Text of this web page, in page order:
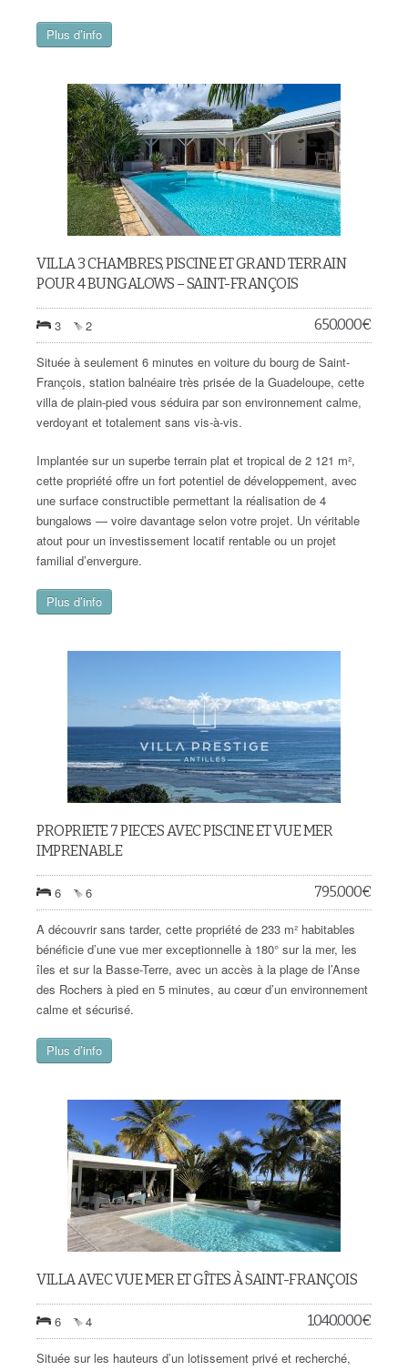
Plus d’info
VILLA 3 CHAMBRES, PISCINE ET GRAND TERRAIN
POUR 4 BUNGALOWS – SAINT-FRANÇOIS
3 2 650.000€
Située à seulement 6 minutes en voiture du bourg de Saint-
François, station balnéaire très prisée de la Guadeloupe, cette
villa de plain-pied vous séduira par son environnement calme,
verdoyant et totalement sans vis-à-vis.
Implantée sur un superbe terrain plat et tropical de 2 121 m²,
cette propriété offre un fort potentiel de développement, avec
une surface constructible permettant la réalisation de 4
bungalows — voire davantage selon votre projet. Un véritable
atout pour un investissement locatif rentable ou un projet
familial d’envergure.
Plus d’info
PROPRIETE 7 PIECES AVEC PISCINE ET VUE MER
IMPRENABLE
6 6 795.000€
A découvrir sans tarder, cette propriété de 233 m² habitables
bénéficie d’une vue mer exceptionnelle à 180° sur la mer, les
îles et sur la Basse-Terre, avec un accès à la plage de l’Anse
des Rochers à pied en 5 minutes, au cœur d’un environnement
calme et sécurisé.
Plus d’info
VILLA AVEC VUE MER ET GÎTES À SAINT-FRANÇOIS
6 4 1.040.000€
Située sur les hauteurs d’un lotissement privé et recherché,